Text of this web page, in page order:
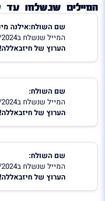
המיילים שנשלחו עד
שם השולח:אילנה
המייל שנשלח ב28/08/2024 08:31:01
הערוץ של חיזבאללה!
שם השולח:
המייל שנשלח ב28/08/2024 08:30:20
הערוץ של חיזבאללה!
שם השולח:
המייל שנשלח ב26/08/2024 22:35:19
הערוץ של חיזבאללה!